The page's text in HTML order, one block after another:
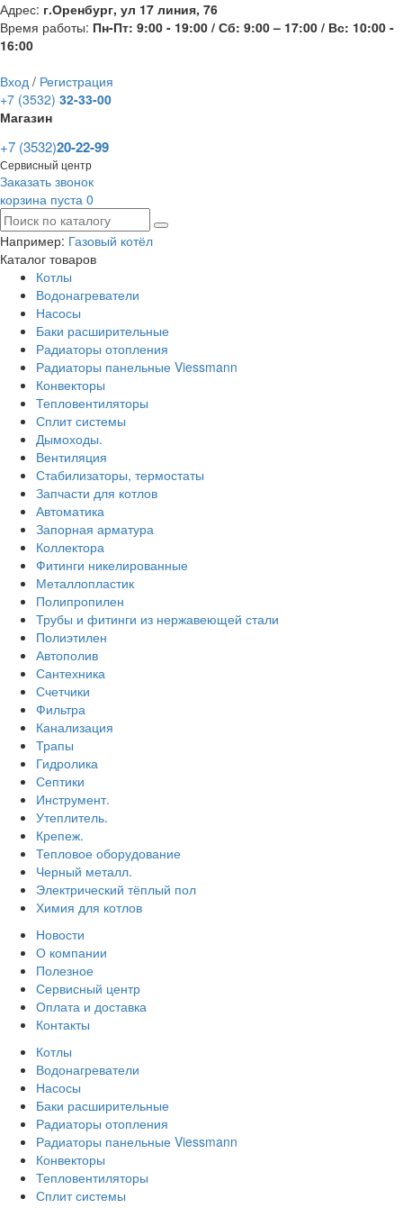
Адрес: г.Оренбург, ул 17 линия, 76
Время работы: Пн-Пт: 9:00 - 19:00 / Сб: 9:00 – 17:00 / Вс: 10:00 -
16:00
Вход / Регистрация
+7 (3532) 32-33-00
Магазин
+7 (3532)20-22-99
Сервисный центр
Заказать звонок
корзина пуста 0
Например: Газовый котёл
Каталог товаров
Котлы
Водонагреватели
Насосы
Баки расширительные
Радиаторы отопления
Радиаторы панельные Viessmann
Конвекторы
Тепловентиляторы
Сплит системы
Дымоходы.
Вентиляция
Стабилизаторы, термостаты
Запчасти для котлов
Автоматика
Запорная арматура
Коллектора
Фитинги никелированные
Металлопластик
Полипропилен
Трубы и фитинги из нержавеющей стали
Полиэтилен
Автополив
Сантехника
Счетчики
Фильтра
Канализация
Трапы
Гидролика
Септики
Инструмент.
Утеплитель.
Крепеж.
Тепловое оборудование
Черный металл.
Электрический тёплый пол
Химия для котлов
Новости
О компании
Полезное
Сервисный центр
Оплата и доставка
Контакты
Котлы
Водонагреватели
Насосы
Баки расширительные
Радиаторы отопления
Радиаторы панельные Viessmann
Конвекторы
Тепловентиляторы
Сплит системы